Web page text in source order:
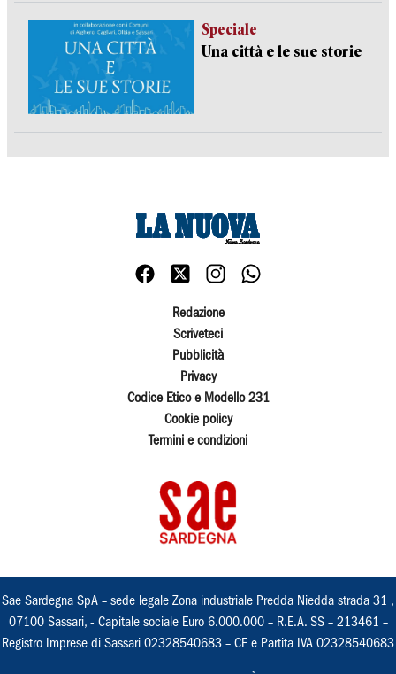
Speciale
Una città e le sue storie
Redazione
Scriveteci
Pubblicità
Privacy
Codice Etico e Modello 231
Cookie policy
Termini e condizioni
Sae Sardegna SpA – sede legale Zona industriale Predda Niedda strada 31 ,
07100 Sassari, - Capitale sociale Euro 6.000.000 – R.E.A. SS – 213461 –
Registro Imprese di Sassari 02328540683 – CF e Partita IVA 02328540683